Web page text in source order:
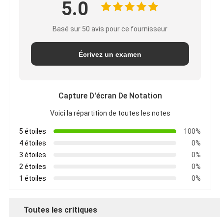
5.0
Basé sur 50 avis pour ce fournisseur
Écrivez un examen
Capture D'écran De Notation
Voici la répartition de toutes les notes
5 étoiles
100%
4 étoiles
0%
3 étoiles
0%
2 étoiles
0%
1 étoiles
0%
Toutes les critiques